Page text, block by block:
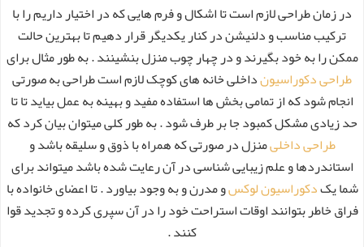
در زمان طراحی لازم است تا اشکال و فرم هایی که در اختیار داریم را با
ترکیب مناسب و دلنیشن در کنار یکدیگر قرار دهیم تا بهترین حالت
ممکن را به خود بگیرند و در چهار چوب منزل بنشینند . به طور مثال برای
طراحی دکوراسیونداخلی خانه های کوچک لازم است طراحی به صورتی
انجام شود که از تمامی بخش ها استفاده مفید و بهینه به عمل بیاید تا تا
حد زیادی مشکل کمبود جا بر طرف شود . به طور کلی میتوان بیان کرد که
طراحی داخلیمنزل در صورتی که همراه با ذوق و سلیقه باشد و
استاندردها و علم زیبایی شناسی در آن رعایت شده باشد میتواند برای
شما یکدکوراسیون لوکسو مدرن و به وجود بیاورد . تا اعضای خانواده با
فراق خاطر بتوانند اوقات استراحت خود را در آن سپری کرده و تجدید قوا
کنند .